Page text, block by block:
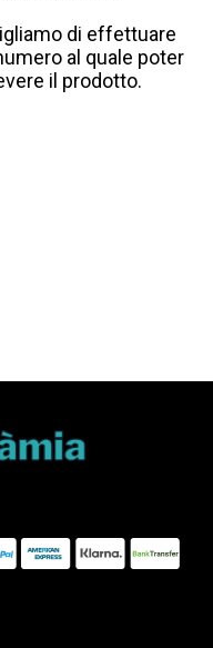
di effettuare
al quale poter
il prodotto.